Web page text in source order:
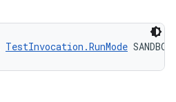
TestInvocation.RunMode SANDBOX